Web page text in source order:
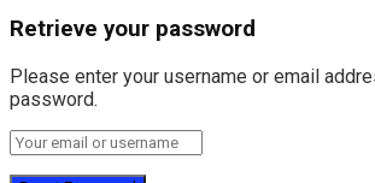
Retrieve your password
Please enter your username or email
password.